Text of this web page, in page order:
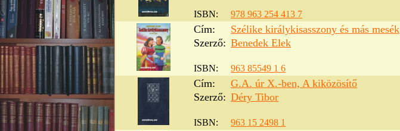
ISBN:
978 963 254 413 7
Cím:
Szélike királykisasszony és más mesék
Szerző: Benedek Elek
ISBN:
963 85549 1 6
Cím:
G.A. úr X.-ben, A kiközösítő
Szerző: Déry Tibor
ISBN:
963 15 2498 1